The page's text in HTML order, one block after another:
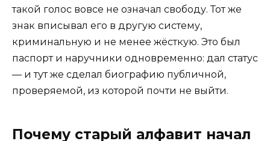
такой голос вовсе не означал свободу. Тот же
знак вписывал его в другую систему,
криминальную и не менее жёсткую. Это был
паспорт и наручники одновременно: дал статус
— и тут же сделал биографию публичной,
проверяемой, из которой почти не выйти.
Почему старый алфавит начал